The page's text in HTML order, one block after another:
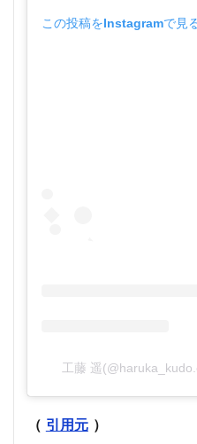
この投稿をInstagramで見
工藤 遥
（ 引用元 ）